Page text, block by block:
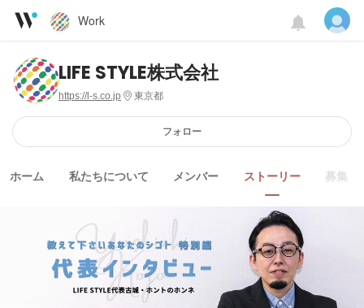
Work
LIFE STYLE株式会社
https://l-s.co.jp 東京都
フォロー
ホーム 私たちについて メンバー ストーリー 募集